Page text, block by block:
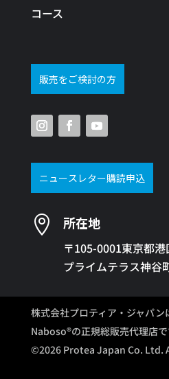
コース
販売をご検討の方
ニュースレター購読申込
 所在地
〒105-0001東京都
プライムテラス神谷
株式会社プロティア・ジャパン
Naboso®の正規総販売代理店で
©2026 Protea Japan Co. Ltd.